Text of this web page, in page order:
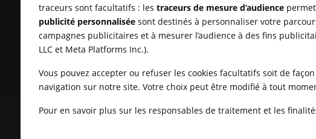
MENTIONS LÉGALES CONDITIONS GÉNÉRALES D'UTILISATION
traceurs sont facultatifs : les traceurs de mesure d’audience
publicité personnaliséesont destinés à personnaliser votre
campagnes publicitaires et à mesurer l’audience à des fins
LLC et Meta Platforms Inc.).
Vous pouvez accepter ou refuser les cookies facultatifs soit de
navigation sur notre site. Votre choix peut être modifié à tout
Pour en savoir plus sur les responsables de traitement et les